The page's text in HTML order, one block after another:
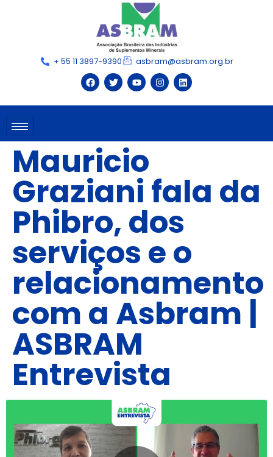
+ 55 11 3897-9390 asbram@asbram.org.br
Mauricio
Graziani fala da
Phibro, dos
serviços e o
relacionamento
com a Asbram |
ASBRAM
Entrevista